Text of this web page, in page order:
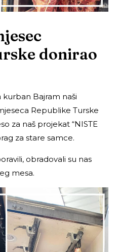
donirao
kurban Bajram naši
Republike Turske
za naš projekat “NISTE
za stare samce.
obradovali su nas
mesa.